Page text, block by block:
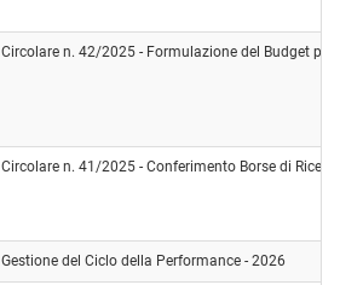
Circolare n. 42/2025 - Formulazione del Budget
Circolare n. 41/2025 - Conferimento Borse di
Gestione del Ciclo della Performance - 2026